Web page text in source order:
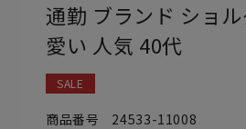
通勤 ブランド ショ
愛い 人気 40代
SALE
商品番号 24533-11008